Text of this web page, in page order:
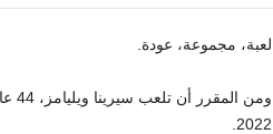
لعبة، مجموعة، عودة.
2022.